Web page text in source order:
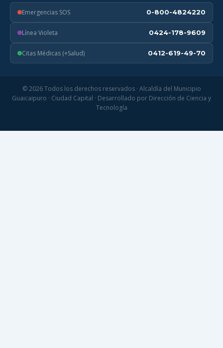
Emergencias SOS 0-800-4824220
Línea Violeta 0424-178-9609
Citas Médicas (+Salud) 0412-619-49-70
© 2026 Todos los derechos reservados · Alcaldía del Municipio
Guaicaipuro · Ciudad Capital · Desarrollado por Dirección de Ciencia y
Tecnología